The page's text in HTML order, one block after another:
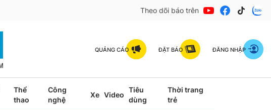
Theo dõi báo trên
QUẢNG CÁO ĐẶT BÁO ĐĂNG NHẬP
Thể
thao
Công
nghệ
Xe Video
Tiêu
dùng
Thời trang
trẻ